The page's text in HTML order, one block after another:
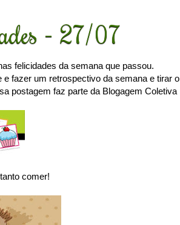
- 27/07
felicidades da semana que passou.
fazer um retrospectivo da semana e tirar o
postagem faz parte da Blogagem Coletiva
comer!